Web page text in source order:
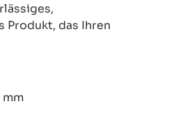
Produkt, das Ihren
mm